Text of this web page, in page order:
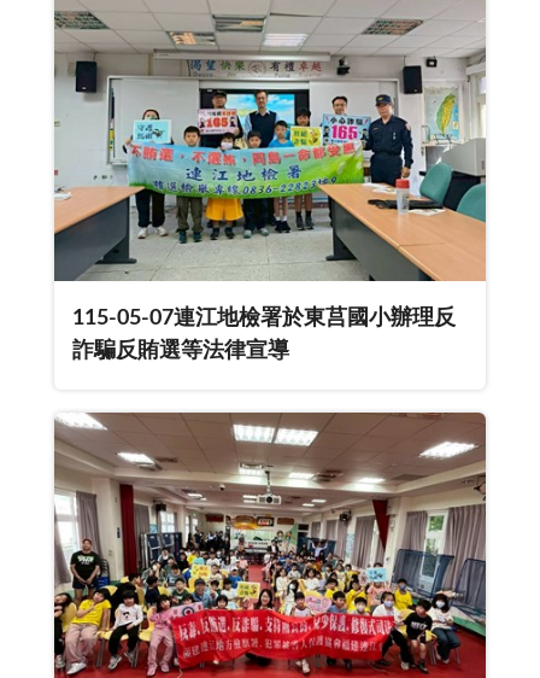
115-05-07連江地檢署於東莒國小辦理反
詐騙反賄選等法律宣導